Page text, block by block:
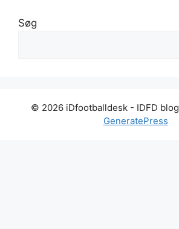
Søg
© 2026 iDfootballdesk - IDFD blog
GeneratePress